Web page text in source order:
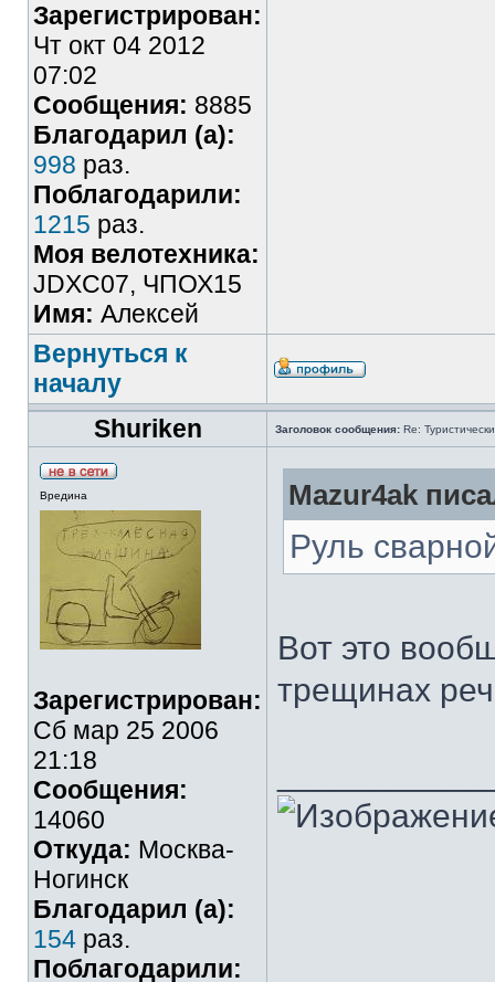
Зарегистрирован:
Чт окт 04 2012
07:02
Сообщения: 8885
Благодарил (а):
998 раз.
Поблагодарили:
1215 раз.
Моя велотехника:
JDXC07, ЧПОХ15
Имя: Алексей
Вернуться к
началу
Shuriken
Заголовок сообщения: Re:
Вредина
Зарегистрирован:
Сб мар 25 2006
21:18
Сообщения:
14060
Откуда: Москва-
Ногинск
Благодарил (а):
154 раз.
Поблагодарили:
Mazur4ak
Руль
Вот это
трещинах